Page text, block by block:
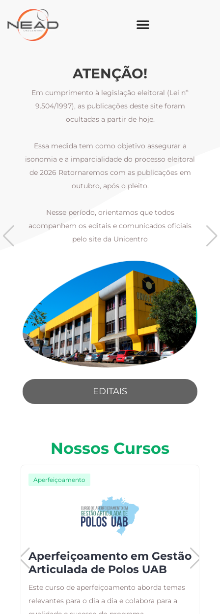
ATENÇÃO!
Em cumprimento à legislação eleitoral (Lei nº
9.504/1997), as publicações deste site foram
ocultadas a partir de hoje.
Essa medida tem como objetivo assegurar a
isonomia e a imparcialidade do processo eleitoral
de 2026 Retornaremos com as publicações em
outubro, após o pleito.
Nesse período, orientamos que todos
acompanhem os editais e comunicados oficiais
pelo site da Unicentro
EDITAIS
Nossos Cursos
Aperfeiçoamento
Aperfeiçoamento em Gestão
Articulada de Polos UAB
Este curso de aperfeiçoamento aborda temas
relevantes para o dia a dia e colabora para a